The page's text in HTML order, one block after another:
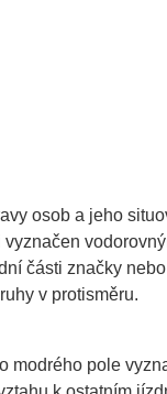
osob a jeho
části značky
v protisměru.
modrého pole